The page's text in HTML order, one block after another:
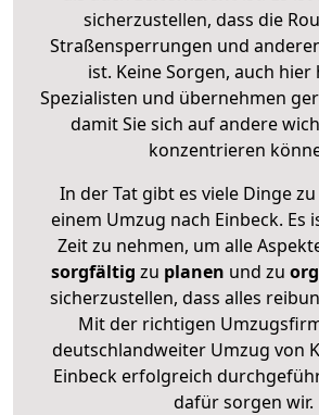
sicherzustellen, dass die
Straßensperrungen und
ist. Keine Sorgen, auch
Spezialisten und übernehmen
damit Sie sich auf andere
konzentrieren
In der Tat gibt es viele Dinge
einem Umzug nach Einbeck. Es
Zeit zu nehmen, um alle
sorgfältig zu planen und zu
sicherzustellen, dass alles
Mit der richtigen
deutschlandweiter Umzug von
Einbeck erfolgreich
dafür sorgen wir.